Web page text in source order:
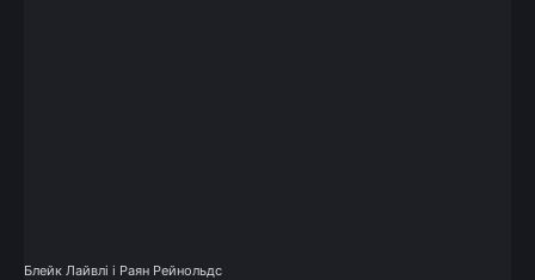
Блейк Лайвлі і Раян Рейнольдс